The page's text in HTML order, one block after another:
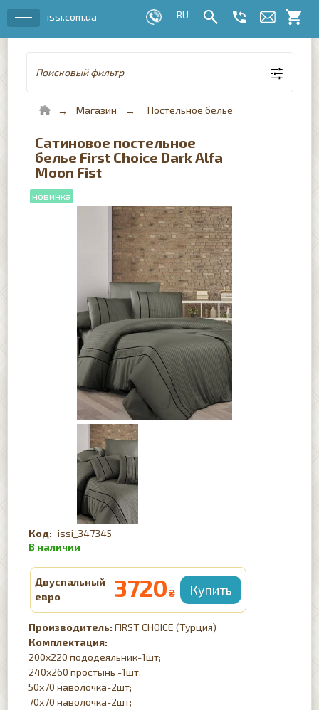
issi.com.ua
Поисковый фильтр
Магазин Постельное белье
Сатиновое постельное
белье First Choice Dark Alfa
Moon Fist
issi_347345
Двуспальный
евро
3720₴
FIRST CHOICE (Турция)
Комплектация:
200х220 пододеяльник-1шт;
240х260 простынь -1шт;
50х70 наволочка-2шт;
70х70 наволочка-2шт;